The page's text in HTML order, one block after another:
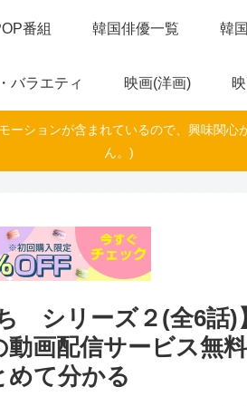
番組 韓国俳優一覧 韓
バラエティ 映画(洋画)
ーションが含まれているので、興味関
ん。)
シリーズ２(全6話)
画配信サービス無
めて分かる